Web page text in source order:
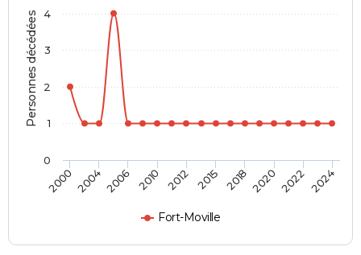
Personnes décédées
Fort-Moville
2000 20042006 2010 2012 2015 2018 2020 2022 2024
0
1
2
3
4